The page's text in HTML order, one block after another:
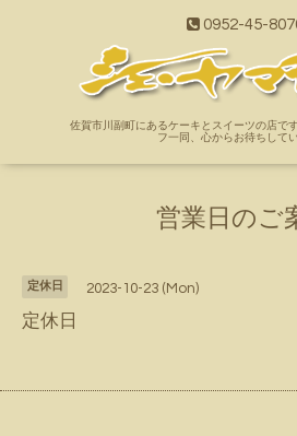
0952-45-
佐賀市川副町にあるケーキとスイーツの店で
フ一同、心からお待ちしてい
営業日のご
定休日 2023-10-23 (Mon)
定休日